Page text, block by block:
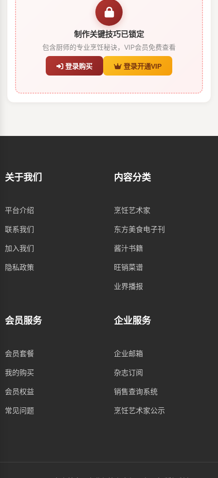
制作关键技巧已锁定
包含厨师的专业烹饪秘诀，VIP会员免费查看
登录购买 登录开通VIP
关于我们
平台介绍
联系我们
加入我们
隐私政策
内容分类
烹饪艺术家
东方美食电子刊
酱汁书籍
旺销菜谱
业界播报
会员服务
会员套餐
我的购买
会员权益
常见问题
企业服务
企业邮箱
杂志订阅
销售查询系统
烹饪艺术家公示